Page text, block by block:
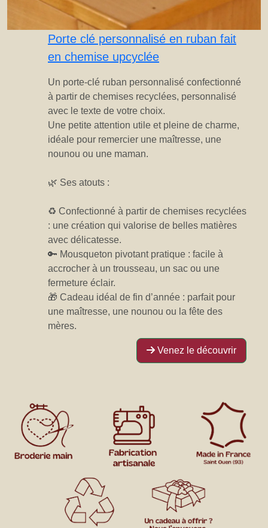
Porte clé personnalisé en ruban fait
en chemise upcyclée
Un porte-clé ruban personnalisé confectionné
à partir de chemises recyclées, personnalisé
avec le texte de votre choix.
Une petite attention utile et pleine de charme,
idéale pour remercier une maîtresse, une
nounou ou une maman.
🌿 Ses atouts :
♻️ Confectionné à partir de chemises recyclées
: une création qui valorise de belles matières
avec délicatesse.
🔑 Mousqueton pivotant pratique : facile à
accrocher à un trousseau, un sac ou une
fermeture éclair.
🎁 Cadeau idéal de fin d’année : parfait pour
une maîtresse, une nounou ou la fête des
mères.
Venez le découvrir